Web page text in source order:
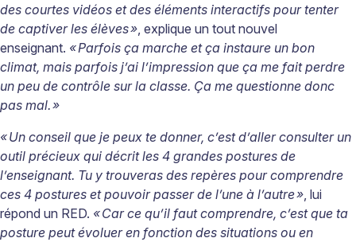
des courtes vidéos et des éléments interactifs pour tenter
de captiver les élèves» , explique un tout nouvel
enseignant. «Parfois ça marche et ça instaure un bon
climat, mais parfois j’ai l’impression que ça me fait perdre
un peu de contrôle sur la classe. Ça me questionne donc
pas mal.»
«Un conseil que je peux te donner, c’est d’aller consulter un
outil précieux qui décrit les 4 grandes postures de
l’enseignant. Tu y trouveras des repères pour comprendre
ces 4 postures et pouvoir passer de l’une à l’autre» lui
répond un RED. «Car ce qu’il faut comprendre, c’est que ta
posture peut évoluer en fonction des situations ou en